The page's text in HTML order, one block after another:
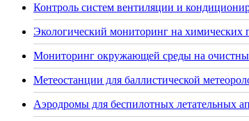
Контроль систем вентиляции и
Экологический мониторинг на химических
Мониторинг окружающей среды на
Метеостанции для баллистической
Аэродромы для беспилотных летательных